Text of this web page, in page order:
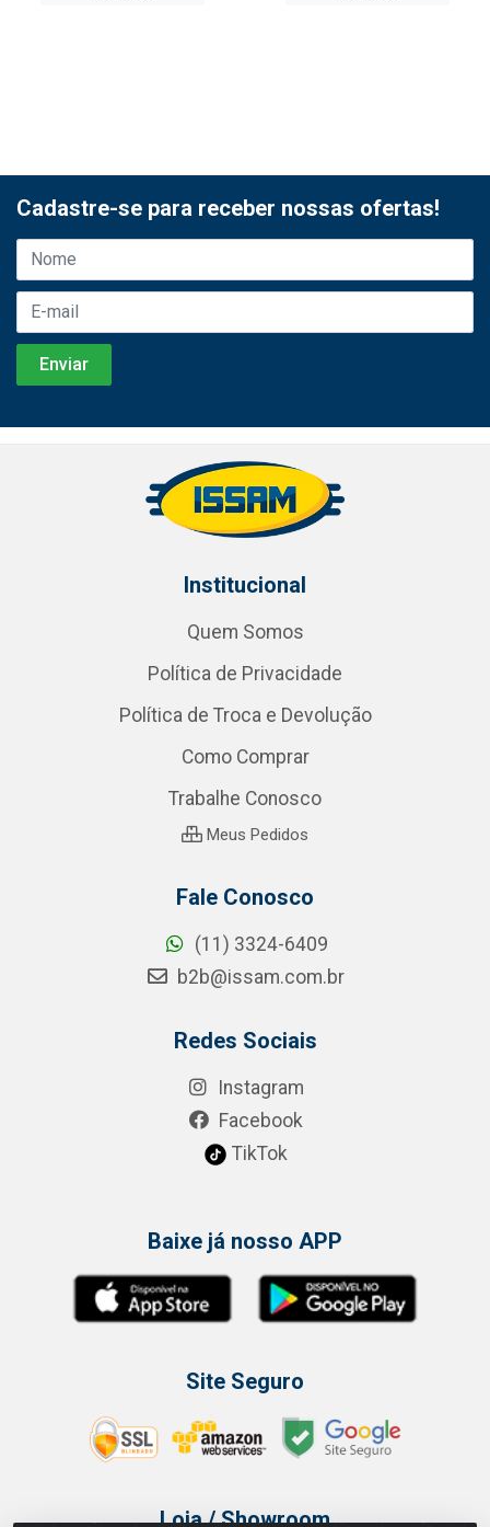
Cadastre-se para receber nossas ofertas!
Institucional
Quem Somos
Política de Privacidade
Política de Troca e Devolução
Como Comprar
Trabalhe Conosco
Meus Pedidos
Fale Conosco
(11) 3324-6409
b2b@issam.com.br
Redes Sociais
Instagram
Facebook
TikTok
Baixe já nosso APP
Site Seguro
Loja / Showroom